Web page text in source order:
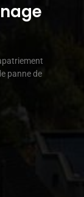
panne de